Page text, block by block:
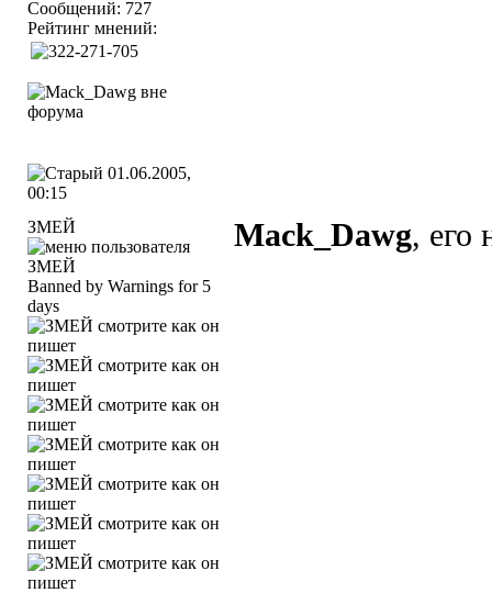
Сообщений: 727
Рейтинг мнений:
01.06.2005,
00:15
ЗМЕЙ
Banned by Warnings for 5
days
Mack_Dawg, его